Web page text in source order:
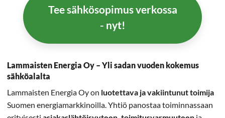
Tee sähkösopimus verkossa
- nyt!
Lammaisten Energia Oy – Yli sadan vuoden kokemus
sähköalalta
Lammaisten Energia Oy on luotettava ja vakiintunut toimija
Suomen energiamarkkinoilla. Yhtiö panostaa toiminnassaan